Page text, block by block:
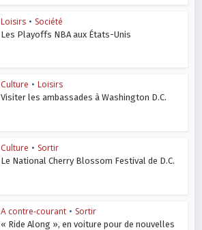
Loisirs • Société
Les Playoffs NBA aux États-Unis
Culture • Loisirs
Visiter les ambassades à Washington D.C.
Culture • Sortir
Le National Cherry Blossom Festival de D.C.
A contre-courant • Sortir
« Ride Along », en voiture pour de nouvelles